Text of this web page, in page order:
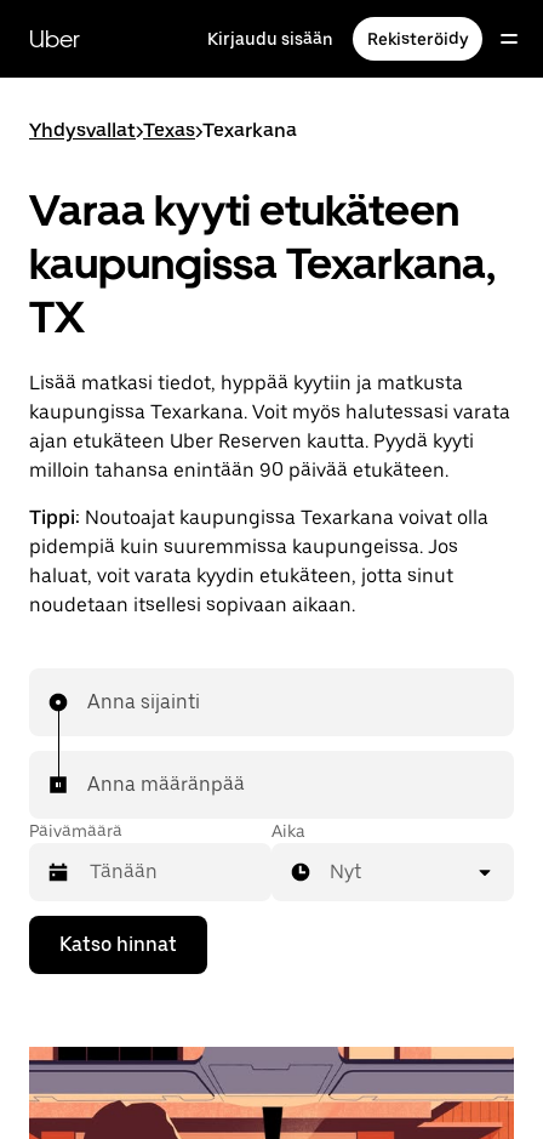
siirry
pääsisältöön
Uber Kirjaudu sisään Rekisteröidy
Yhdysvallat>Texas>Texarkana
Varaa kyyti etukäteen
kaupungissa Texarkana,
TX
Lisää matkasi tiedot, hyppää kyytiin ja matkusta
kaupungissa Texarkana. Voit myös halutessasi varata
ajan etukäteen Uber Reserven kautta. Pyydä kyyti
milloin tahansa enintään 90 päivää etukäteen.
Tippi: Noutoajat kaupungissa Texarkana voivat olla
pidempiä kuin suuremmissa kaupungeissa. Jos
haluat, voit varata kyydin etukäteen, jotta sinut
noudetaan itsellesi sopivaan aikaan.
Anna sijainti
Anna määränpää
Päivämäärä
Valitse
päivämäärä
kalenterissa
Sulje
Esc-
painikkeella.
Aika
Nyt
Katso hinnat